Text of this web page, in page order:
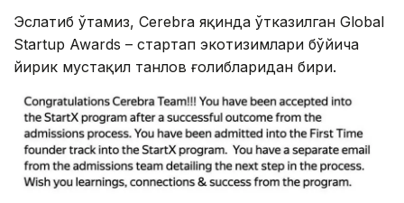
Эслатиб ўтамиз, Cerebra яқинда ўтказилган Global
Startup Awards – стартап экотизимлари бўйича
йирик мустақил танлов ғолибларидан бири.